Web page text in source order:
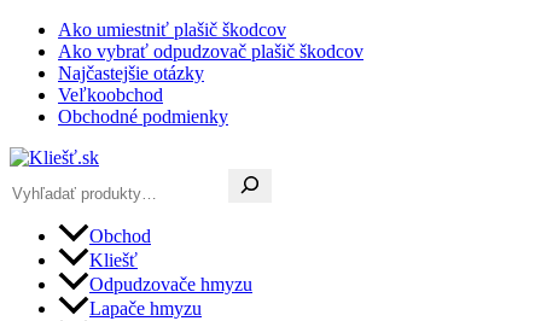
Preskočiť
obsah
Ako umiestniť plašič škodcov
Ako vybrať odpudzovač plašič škodcov
Najčastejšie otázky
Veľkoobchod
Obchodné podmienky
Obchod
Kliešť
Odpudzovače hmyzu
Lapače hmyzu